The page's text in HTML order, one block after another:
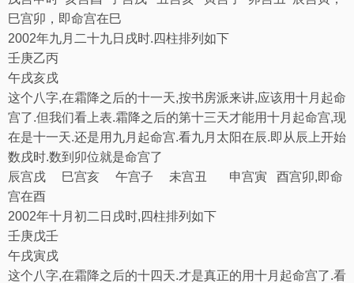
巳宫卯，即命宫在巳
2002年九月二十九日戌时. 四柱排列如下
壬
午
庚
戌
乙
亥
丙
戌
这个八字,在霜降之后的十一天,按书房派来讲,应该用十月起命
宫了.但我们看上表.霜降之后的第十三天才能用十月起命宫,现
在是十一天.还是用九月起命宫.看九月太阳在辰.即从辰上开始
数戌时.数到卯位就是命宫了
辰宫戌
巳宫亥 午宫子 未宫丑 申宫寅 酉宫卯,即命
宫在酉
2002年十月初二日戌时, 四柱排列如下
壬
午
庚
戌
戊
寅
壬
戌
这个八字,在霜降之后的十四天.才是真正的用十月起命宫了.看